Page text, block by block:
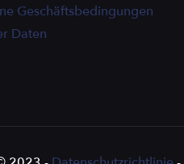
Geschäftsbedingungen
Daten